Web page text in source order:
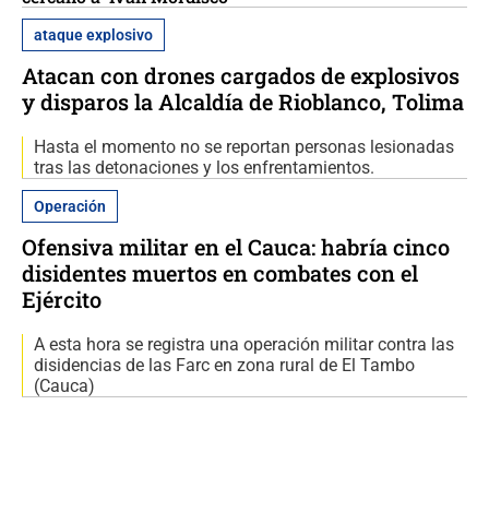
ataque explosivo
Atacan con drones cargados de explosivos
y disparos la Alcaldía de Rioblanco, Tolima
Hasta el momento no se reportan personas lesionadas
tras las detonaciones y los enfrentamientos.
Operación
Ofensiva militar en el Cauca: habría cinco
disidentes muertos en combates con el
Ejército
A esta hora se registra una operación militar contra las
disidencias de las Farc en zona rural de El Tambo
(Cauca)